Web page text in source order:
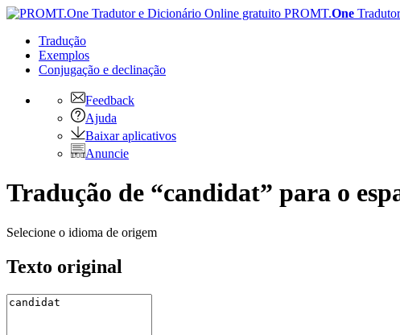
PROMT.One
Tradução
Exemplos
Conjugação e declinação
Feedback
Ajuda
Baixar aplicativos
Anuncie
Tradução de “candidat” para o
Selecione o idioma de origem
Texto original